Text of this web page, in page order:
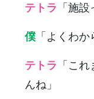
テトラ 「施
僕「よくわか
テトラ 「こ
んね」